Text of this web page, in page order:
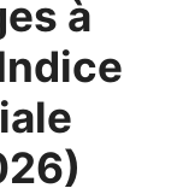
à